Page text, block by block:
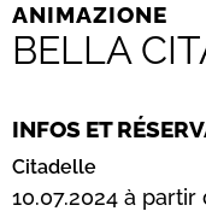
ANIMAZIONE
BELLA
INFOS ET
Citadelle
10.07.2024 à partir